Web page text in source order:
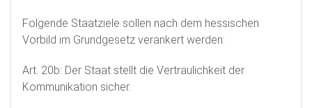
Folgende Staatziele sollen nach dem hessischen
Vorbild im Grundgesetz verankert werden:
Art. 20b: Der Staat stellt die Vertraulichkeit der
Kommunikation sicher.